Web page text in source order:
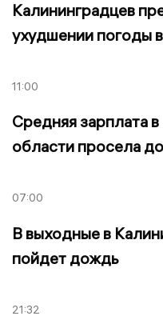
Калининградцев
ухудшении погоды
11:00
Средняя зарплата
области просела
07:00
В выходные в
пойдет дождь
21:32